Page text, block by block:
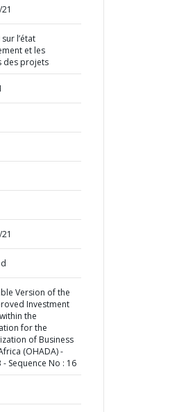
l’état
et les
des projets
Version of the
Investment
the
for the
of Business
(OHADA) -
- Sequence No : 16